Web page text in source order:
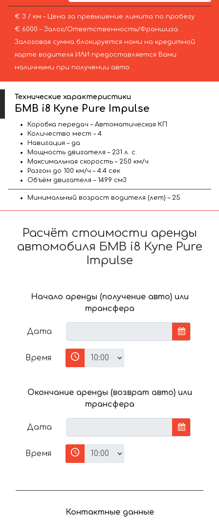
€ 3 / км – Цена за превышение лимита по пробегу
€ 6000 – Залог/Ответственность/Франшиза.
Залоговая сумма блокируется нами на кредитной
карте водителя ИЛИ предоставляется Вами
наличными при получении авто.
Технические характеристики
БМВ i8 Купе Pure Impulse
Коробка передач – Автоматическая КП
Количество мест – 4
Навигация – да
Мощность двигателя – 231 л. с.
Максимальная скорость – 250 км/ч
Разгон до 100 км/ч – 4.4 сек
Объём двигателя – 1499 см3
Минимальный возраст водителя (лет) – 25
Расчёт стоимости аренды
автомобиля БМВ i8 Купе Pure
Impulse
Начало аренды (получение авто) или
трансфера
Дата
Время
Окончание аренды (возврат авто) или
трансфера
Дата
Время
Контактные данные